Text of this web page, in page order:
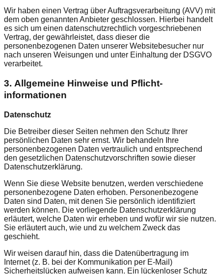
Wir haben einen Vertrag über Auftragsverarbeitung (AVV) mit
dem oben genannten Anbieter geschlossen. Hierbei handelt
es sich um einen datenschutzrechtlich vorgeschriebenen
Vertrag, der gewährleistet, dass dieser die
personenbezogenen Daten unserer Websitebesucher nur
nach unseren Weisungen und unter Einhaltung der DSGVO
verarbeitet.
3. Allgemeine Hinweise und Pflicht­
informationen
Datenschutz
Die Betreiber dieser Seiten nehmen den Schutz Ihrer
persönlichen Daten sehr ernst. Wir behandeln Ihre
personenbezogenen Daten vertraulich und entsprechend
den gesetzlichen Datenschutzvorschriften sowie dieser
Datenschutzerklärung.
Wenn Sie diese Website benutzen, werden verschiedene
personenbezogene Daten erhoben. Personenbezogene
Daten sind Daten, mit denen Sie persönlich identifiziert
werden können. Die vorliegende Datenschutzerklärung
erläutert, welche Daten wir erheben und wofür wir sie nutzen.
Sie erläutert auch, wie und zu welchem Zweck das
geschieht.
Wir weisen darauf hin, dass die Datenübertragung im
Internet (z. B. bei der Kommunikation per E-Mail)
Sicherheitslücken aufweisen kann. Ein lückenloser Schutz